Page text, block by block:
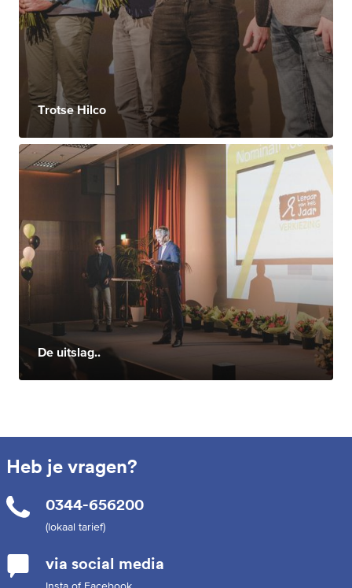
Trotse Hilco
De uitslag..
Heb je vragen?
0344-656200
(lokaal tarief)
via social media
Insta of Facebook